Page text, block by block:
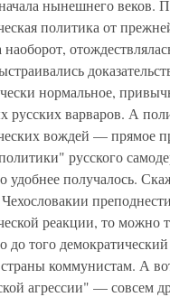
нынешнего веков.
политика от
наоборот,
нормальное,
русских варваров. А
вождей — прямое
русского
удобнее получалось.
реакции, то можно
до того
коммунистам. А
агрессии" — совсем